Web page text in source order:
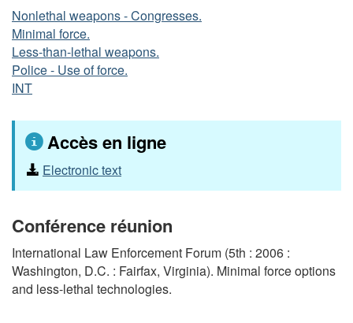
Nonlethal weapons - Congresses.
Minimal force.
Less-than-lethal weapons.
Police - Use of force.
INT
Accès en ligne
Electronic text
Conférence réunion
International Law Enforcement Forum (5th : 2006 :
Washington, D.C. : Fairfax, Virginia). Minimal force options
and less-lethal technologies.